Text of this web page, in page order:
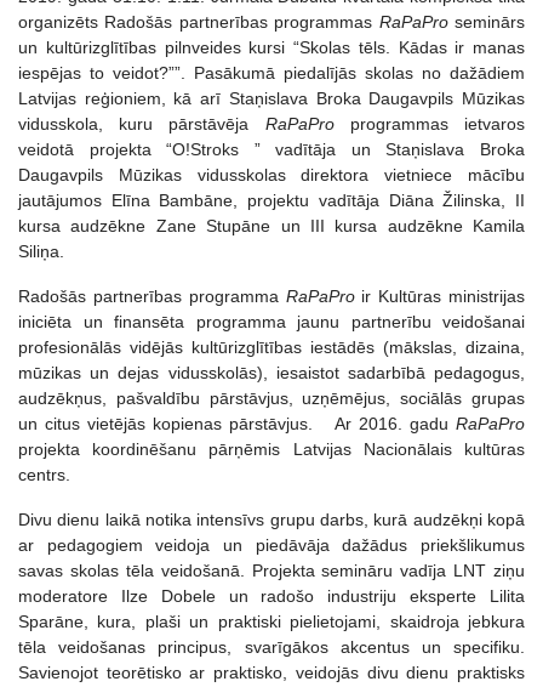
organizēts Radošās partnerības programmas RaPaProseminārs
un kultūrizglītības pilnveides kursi “Skolas tēls. Kādas ir manas
iespējas to veidot?””. Pasākumā piedalījās skolas no dažādiem
Latvijas reģioniem, kā arī Staņislava Broka Daugavpils Mūzikas
vidusskola, kuru pārstāvēja RaPaProprogrammas ietvaros
veidotā projekta “O!Stroks ” vadītāja un Staņislava Broka
Daugavpils Mūzikas vidusskolas direktora vietniece mācību
jautājumos Elīna Bambāne, projektu vadītāja Diāna Žilinska, II
kursa audzēkne Zane Stupāne un III kursa audzēkne Kamila
Siliņa.
Radošās partnerības programma RaPaProir Kultūras ministrijas
iniciēta un finansēta programma jaunu partnerību veidošanai
profesionālās vidējās kultūrizglītības iestādēs (mākslas, dizaina,
mūzikas un dejas vidusskolās), iesaistot sadarbībā pedagogus,
audzēkņus, pašvaldību pārstāvjus, uzņēmējus, sociālās grupas
un citus vietējās kopienas pārstāvjus. Ar 2016. gadu RaPaPro
projekta koordinēšanu pārņēmis Latvijas Nacionālais kultūras
centrs.
Divu dienu laikā notika intensīvs grupu darbs, kurā audzēkņi kopā
ar pedagogiem veidoja un piedāvāja dažādus priekšlikumus
savas skolas tēla veidošanā. Projekta semināru vadīja LNT ziņu
moderatore Ilze Dobele un radošo industriju eksperte Lilita
Sparāne, kura, plaši un praktiski pielietojami, skaidroja jebkura
tēla veidošanas principus, svarīgākos akcentus un specifiku.
Savienojot teorētisko ar praktisko, veidojās divu dienu praktisks